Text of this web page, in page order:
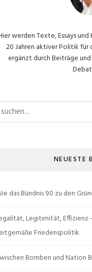
werden Texte, Essays
20 Jahren aktiver Politik
ergänzt durch Beiträge
Suchen nach:
NEUESTE
das Bündnis 90 zu den
Legitimität, Effizienz
Friedenspolitik
Bomben und Nation